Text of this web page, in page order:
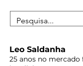
Leo Saldanha
25 anos no